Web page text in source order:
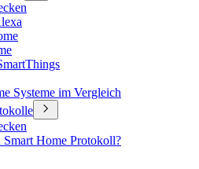
Systeme im Vergleich
Smart Home Protokoll?